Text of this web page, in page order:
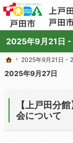
2025年9月21日
学びと交流のプラットフォー
上戸田地域交流センターや戸
ホーム
2025年9月21日 -
2025年9月27日
【上戸田分
会について
ホーム
2025年9月21日 -